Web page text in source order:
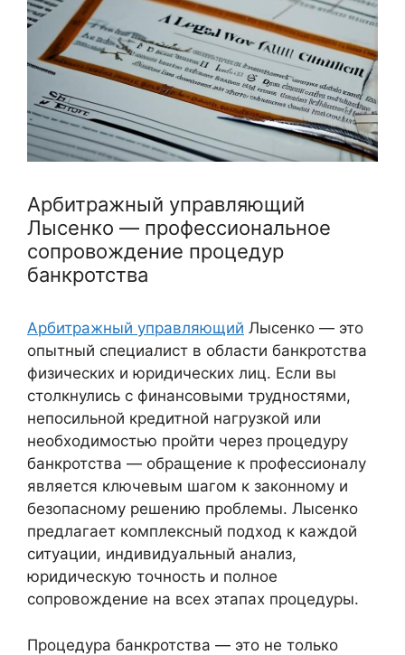
Арбитражный управляющий
Лысенко — профессиональное
сопровождение процедур
банкротства
Арбитражный управляющий Лысенко — это
опытный специалист в области банкротства
физических и юридических лиц. Если вы
столкнулись с финансовыми трудностями,
непосильной кредитной нагрузкой или
необходимостью пройти через процедуру
банкротства — обращение к профессионалу
является ключевым шагом к законному и
безопасному решению проблемы. Лысенко
предлагает комплексный подход к каждой
ситуации, индивидуальный анализ,
юридическую точность и полное
сопровождение на всех этапах процедуры.
Процедура банкротства — это не только